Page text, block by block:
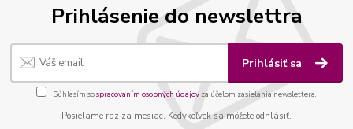
Prihlásenie do newslettra
Prihlásiť sa
Súhlasím sospracovaním osobných údajov za účelom zasielania newslettera.
Posielame raz za mesiac. Kedykoľvek sa môžete odhlásiť.